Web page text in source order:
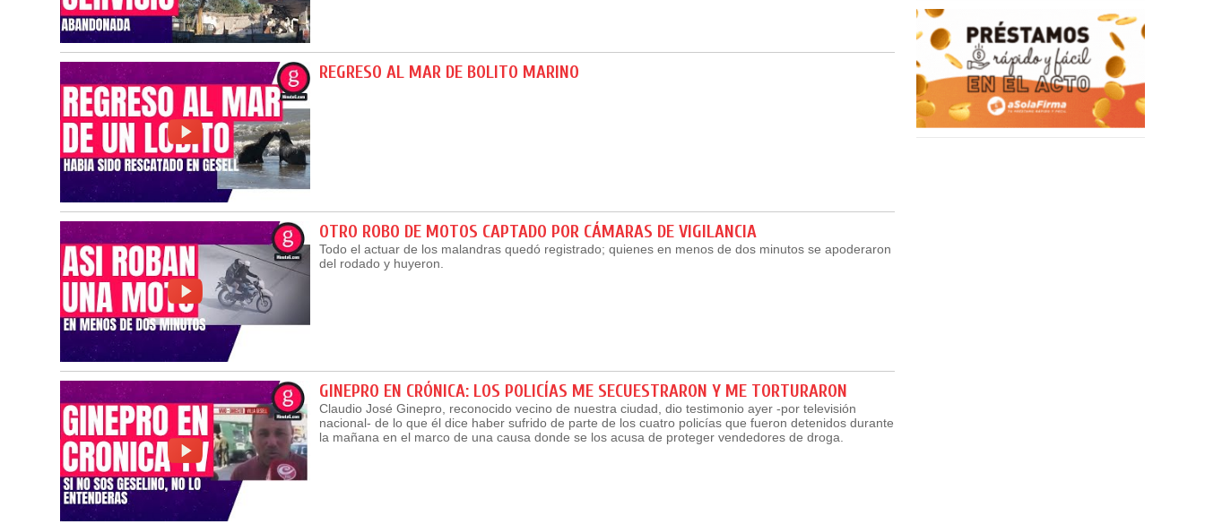
REGRESO AL MAR DE BOLITO MARINO
OTRO ROBO DE MOTOS CAPTADO POR CÁMARAS DE VIGILANCIA
Todo el actuar de los malandras quedó registrado; quienes en menos de dos minutos se apoderaron
del rodado y huyeron.
GINEPRO EN CRÓNICA: LOS POLICÍAS ME SECUESTRARON Y ME TORTURARON
Claudio José Ginepro, reconocido vecino de nuestra ciudad, dio testimonio ayer -por televisión
nacional- de lo que él dice haber sufrido de parte de los cuatro policías que fueron detenidos durante
la mañana en el marco de una causa donde se los acusa de proteger vendedores de droga.